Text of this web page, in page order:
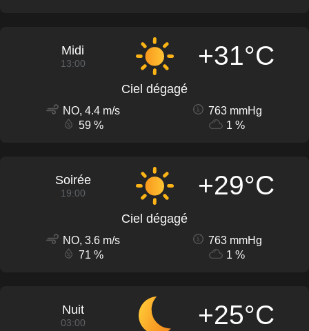
Midi
13:00 +31°C
Ciel dégagé
NO, 4.4 m/s
763 mmHg
59 %
1 %
Soirée
19:00 +29°C
Ciel dégagé
NO, 3.6 m/s
763 mmHg
71 %
1 %
Nuit
03:00 +25°C